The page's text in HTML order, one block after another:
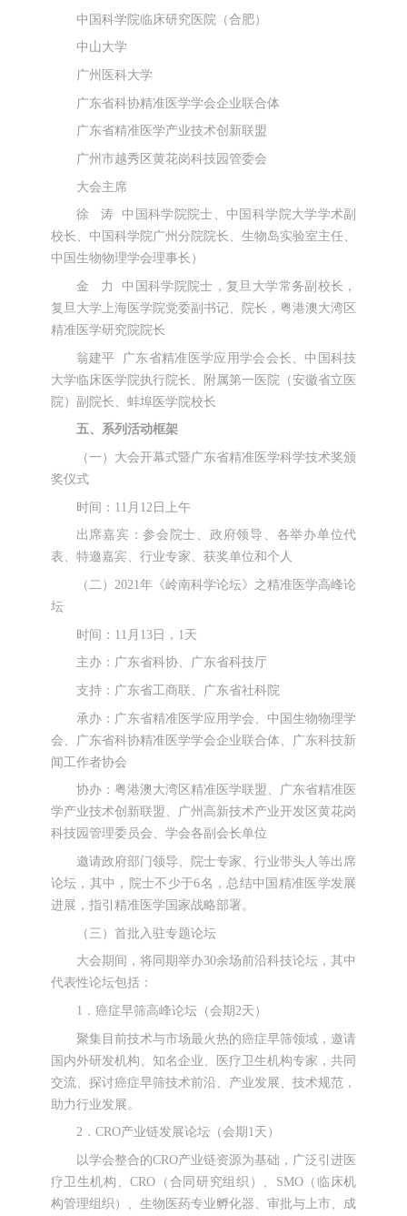
中国科学院临床研究医院（合肥）
中山大学
广州医科大学
广东省科协精准医学学会企业联合体
广东省精准医学产业技术创新联盟
广州市越秀区黄花岗科技园管委会
大会主席
徐 涛 中国科学院院士、中国科学院大学学术副
校长、中国科学院广州分院院长、生物岛实验室主任、
中国生物物理学会理事长）
金 力 中国科学院院士，复旦大学常务副校长，
复旦大学上海医学院党委副书记、院长，粤港澳大湾区
精准医学研究院院长
翁建平
广东省精准医学应用学会会长、中国科技
大学临床医学院执行院长、附属第一医院（安徽省立医
院）副院长、蚌埠医学院校长
五、系列活动框架
（一）大会开幕式暨广东省精准医学科学技术奖颁
奖仪式
时间：11月12日上午
出席嘉宾：参会院士、政府领导、各举办单位代
表、特邀嘉宾、行业专家、获奖单位和个人
（二）2021年《岭南科学论坛》之精准医学高峰论
坛
时间：11月13日，1天
主办：广东省科协、广东省科技厅
支持：广东省工商联、广东省社科院
承办：广东省精准医学应用学会、中国生物物理学
会、广东省科协精准医学学会企业联合体、广东科技新
闻工作者协会
协办：粤港澳大湾区精准医学联盟、广东省精准医
学产业技术创新联盟、广州高新技术产业开发区黄花岗
科技园管理委员会、学会各副会长单位
邀请政府部门领导、院士专家、行业带头人等出席
论坛，其中，院士不少于6名，总结中国精准医学发展
进展，指引精准医学国家战略部署。
（三）首批入驻专题论坛
大会期间，将同期举办30余场前沿科技论坛，其中
代表性论坛包括：
1．癌症早筛高峰论坛（会期2天）
聚集目前技术与市场最火热的癌症早筛领域，邀请
国内外研发机构、知名企业、医疗卫生机构专家，共同
交流、探讨癌症早筛技术前沿、产业发展、技术规范，
助力行业发展。
2．CRO产业链发展论坛（会期1天）
以学会整合的CRO产业链资源为基础，广泛引进医
疗卫生机构、CRO（合同研究组织）、SMO（临床机
构管理组织）、生物医药专业孵化器、审批与上市、成